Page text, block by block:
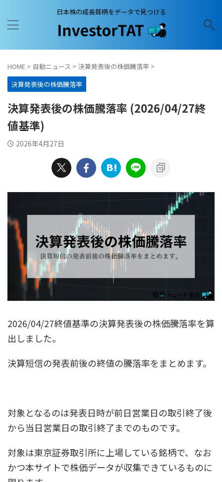
日本株の成長銘柄をデータで見つける
HOME > 自動ニュース > 決算発表後の株価騰落率 >
決算発表後の株価騰落率
決算発表後の株価騰落率 (2026/04/27終
値基準)
2026年4月27日
2026/04/27終値基準の決算発表後の株価騰落率を算
出しました。
決算短信の発表前後の終値の騰落率をまとめます。
対象となるのは発表日時が前日営業日の取引終了後
から当日営業日の取引終了までのものです。
対象は東京証券取引所に上場している銘柄で、なお
かつ本サイトで株価データが収集できているものに